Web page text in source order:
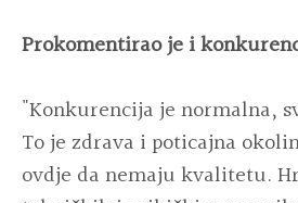
Prokomentirao je i
"Konkurencija je normalna,
To je zdrava i poticajna
ovdje da nemaju kvalitetu.